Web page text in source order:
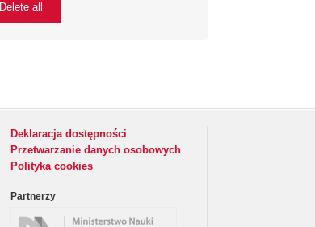
Delete all
Deklaracja dostępności
Przetwarzanie danych osobowych
Polityka cookies
Partnerzy